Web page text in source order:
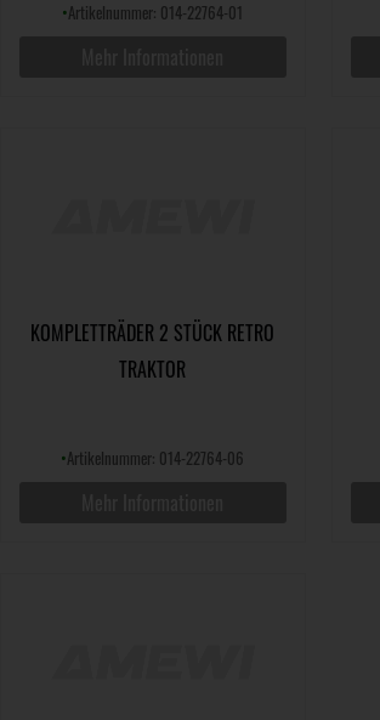
•Artikelnummer: 014-22764-01
KOMPLETTRÄDER 2 STÜCK RETRO
TRAKTOR
•Artikelnummer: 014-22764-06